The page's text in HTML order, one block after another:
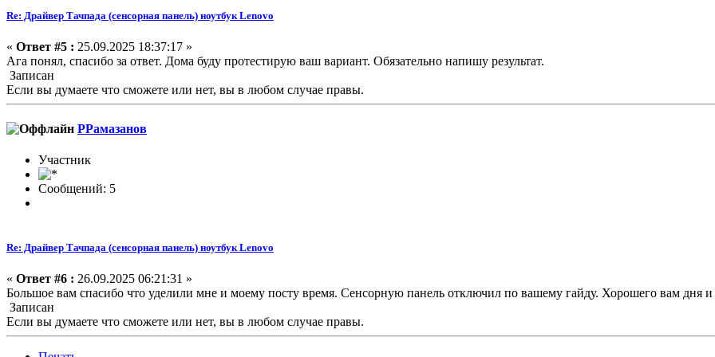
Re: Драйвер Тачпада (сенсорная панель) ноутбук Lenovo
« Ответ #5 : 25.09.2025 18:37:17 »
Ага понял, спасибо за ответ. Дома буду протестирую ваш вариант. Обязательно напишу результат.
Записан
Если вы думаете что сможете или нет, вы в любом случае правы.
РРамазанов
Участник
Сообщений: 5
Re: Драйвер Тачпада (сенсорная панель) ноутбук Lenovo
« Ответ #6 : 26.09.2025 06:21:31 »
Большое вам спасибо что уделили мне и моему посту время. Сенсорную панель отключил по вашему гайду. Хорошего вам дня и
Записан
Если вы думаете что сможете или нет, вы в любом случае правы.